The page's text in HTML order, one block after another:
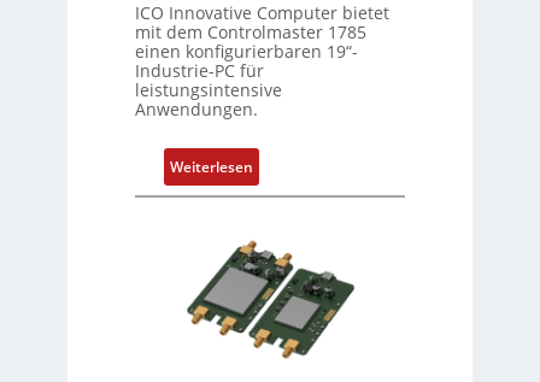
s
e
l
e
m
e
n
t
m
i
t
S
p
ICO Innovative Computer bietet
mit dem Controlmaster 1785
einen konfigurierbaren 19“-
Industrie-PC für
leistungsintensive
Anwendungen.
Weiterlesen:
1
-
Z
o
l
l